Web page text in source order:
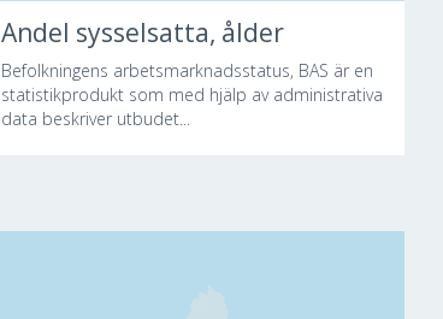
Andel sysselsatta, ålder
Befolkningens arbetsmarknadsstatus, BAS är en
statistikprodukt som med hjälp av administrativa
data beskriver utbudet...